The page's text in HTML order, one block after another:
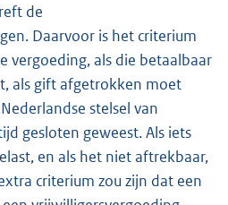
de
Daarvoor is het criterium
vergoeding, als die betaalbaar
als gift afgetrokken moet
stelsel van
gesloten geweest. Als iets
en als het niet aftrekbaar,
criterium zou zijn dat een